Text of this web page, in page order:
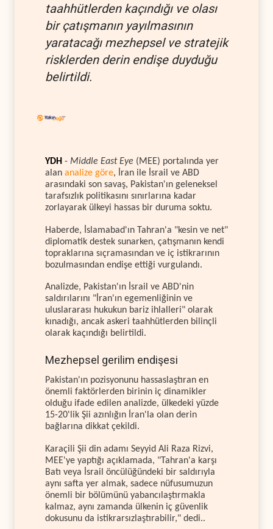
taahhütlerden kaçındığı ve olası
bir çatışmanın yayılmasının
yaratacağı mezhepsel ve stratejik
risklerden derin endişe duyduğu
belirtildi.
YDH - Middle East Eye (MEE) portalında yer
alan analize göre, İran ile İsrail ve ABD
arasındaki son savaş, Pakistan'ın geleneksel
tarafsızlık politikasını sınırlarına kadar
zorlayarak ülkeyi hassas bir duruma soktu.
Haberde, İslamabad'ın Tahran'a "kesin ve net"
diplomatik destek sunarken, çatışmanın kendi
topraklarına sıçramasından ve iç istikrarının
bozulmasından endişe ettiği vurgulandı.
Analizde, Pakistan'ın İsrail ve ABD'nin
saldırılarını "İran'ın egemenliğinin ve
uluslararası hukukun bariz ihlalleri" olarak
kınadığı, ancak askeri taahhütlerden bilinçli
olarak kaçındığı belirtildi.
Mezhepsel gerilim endişesi
Pakistan'ın pozisyonunu hassaslaştıran en
önemli faktörlerden birinin iç dinamikler
olduğu ifade edilen analizde, ülkedeki yüzde
15-20'lik Şii azınlığın İran'la olan derin
bağlarına dikkat çekildi.
Karaçili Şii din adamı Seyyid Ali Raza Rizvi,
MEE'ye yaptığı açıklamada, "Tahran'a karşı
Batı veya İsrail öncülüğündeki bir saldırıyla
aynı safta yer almak, sadece nüfusumuzun
önemli bir bölümünü yabancılaştırmakla
kalmaz, aynı zamanda ülkenin iç güvenlik
dokusunu da istikrarsızlaştırabilir," dedi..